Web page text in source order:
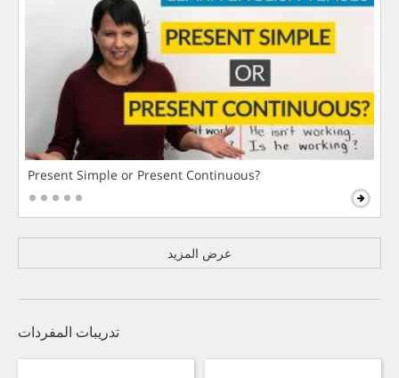
Present Simple or Present Continuous?
عرض المزيد
تدريبات المفردات